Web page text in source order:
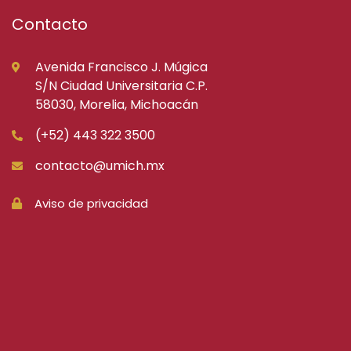
Contacto
Avenida Francisco J. Múgica
S/N Ciudad Universitaria C.P.
58030, Morelia, Michoacán
(+52) 443 322 3500
contacto@umich.mx
Aviso de privacidad